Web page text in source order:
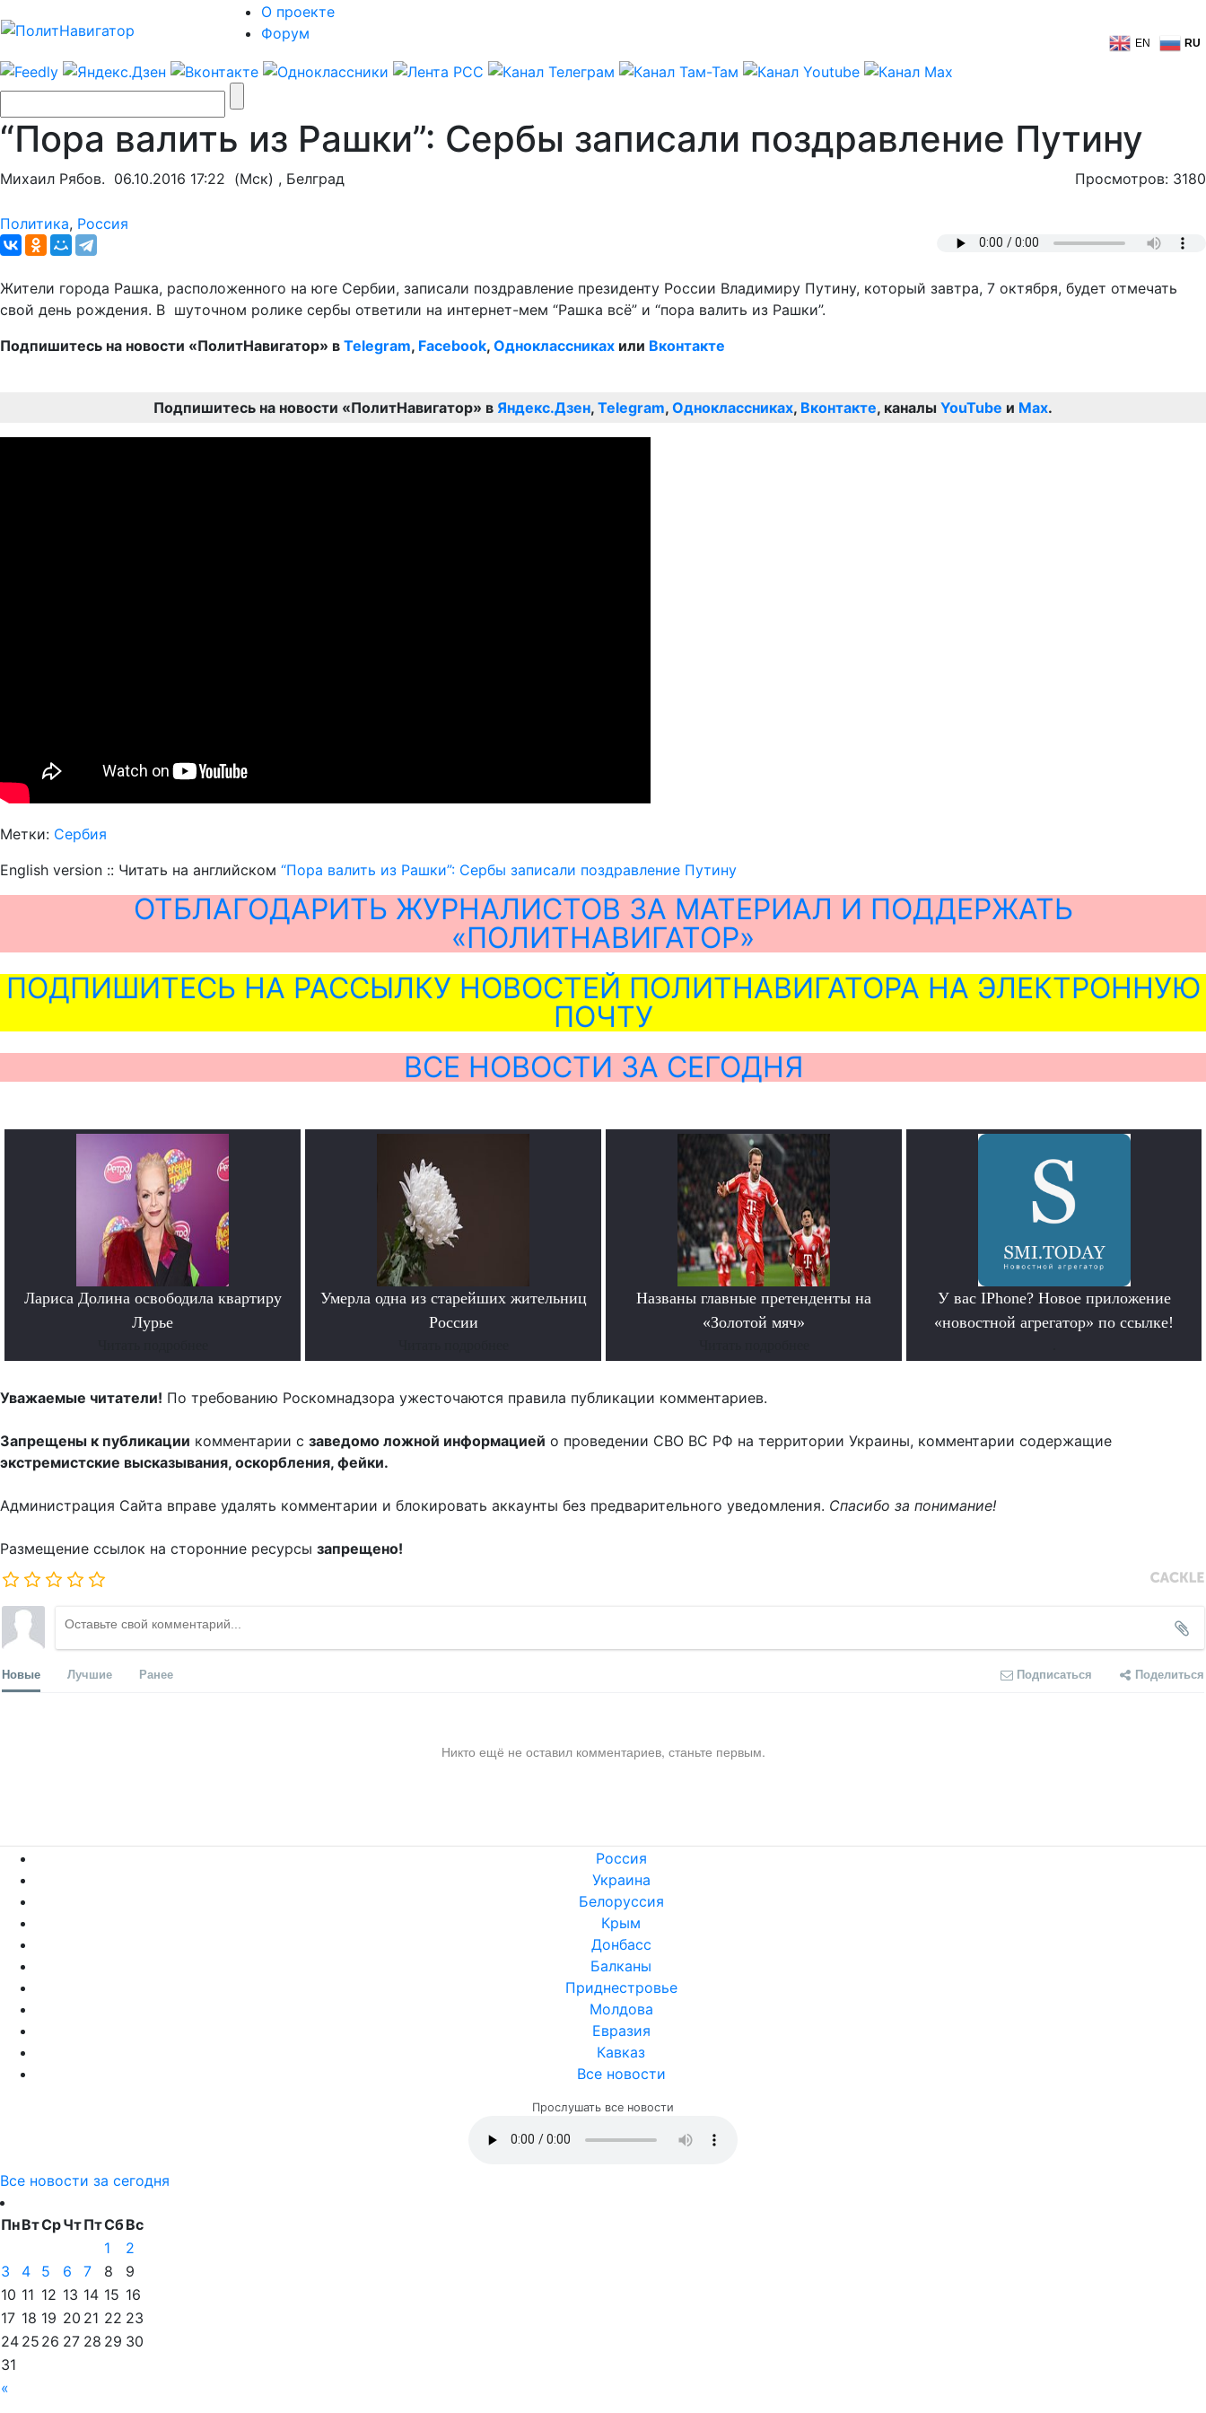
О проекте
Форум
EN RU
“Пора валить из Рашки”: Сербы записали поздравление Путину
Михаил Рябов. 06.10.2016 17:22 (Мск) , Белград Просмотров: 3180
Политика, Россия
Жители города Рашка, расположенного на юге Сербии, записали поздравление президенту России Владимиру Путину, который завтра, 7 октября, будет отмечать
свой день рождения. В шуточном ролике сербы ответили на интернет-мем “Рашка всё” и “пора валить из Рашки”.
Подпишитесь на новости «ПолитНавигатор» в Telegram, Facebook, Одноклассниках или Вконтакте
Подпишитесь на новости «ПолитНавигатор» в Яндекс.Дзен, Telegram, Одноклассниках, Вконтакте, каналы YouTube и Max.
Метки: Сербия
English version :: Читать на английском “Пора валить из Рашки”: Сербы записали поздравление Путину
ОТБЛАГОДАРИТЬ ЖУРНАЛИСТОВ ЗА МАТЕРИАЛ И ПОДДЕРЖАТЬ
«ПОЛИТНАВИГАТОР»
ПОДПИШИТЕСЬ НА РАССЫЛКУ НОВОСТЕЙ ПОЛИТНАВИГАТОРА НА ЭЛЕКТРОННУЮ
ПОЧТУ
ВСЕ НОВОСТИ ЗА СЕГОДНЯ
Лариса Долина освободила квартиру
Лурье
Умерла одна из старейших жительниц
России
Названы главные претенденты на
«Золотой мяч»
У вас IPhone? Новое приложение
«новостной агрегатор» по ссылке!
Уважаемые читатели! По требованию Роскомнадзора ужесточаются правила публикации комментариев.
Запрещены к публикации комментарии с заведомо ложной информацией о проведении СВО ВС РФ на территории Украины, комментарии содержащие
экстремистские высказывания, оскорбления, фейки.
Администрация Сайта вправе удалять комментарии и блокировать аккаунты без предварительного уведомления. Спасибо за понимание!
Размещение ссылок на сторонние ресурсы запрещено!
Новые Лучшие Ранее Подписаться Поделиться
Никто ещё не оставил комментариев, станьте первым.
Россия
Украина
Белоруссия
Крым
Донбасс
Балканы
Приднестровье
Молдова
Евразия
Кавказ
Все новости
Прослушать все новости
Все новости за сегодня
ПнВтСрЧтПтСбВс
«
1
2
3
4 5 6 7 8
9
10 11 12 13 14 15 16
17 18 19 20 21 22 23
24 25 26 27 28 29 30
31